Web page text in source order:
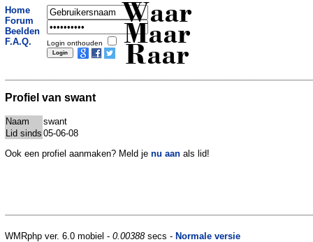
Home
Forum
Beelden
F.A.Q.
Login onthouden
Waar
Maar
Raar
Profiel van swant
Naam
swant
Lid sinds 05-06-08
Ook een profiel aanmaken? Meld je nu aan als lid!
WMRphp ver. 6.0 mobiel - 0.00388secs - Normale versie